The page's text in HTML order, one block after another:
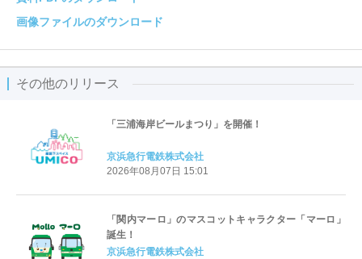
画像ファイルのダウンロード
その他のリリース
「三浦海岸ビールまつり」を開催！
京浜急行電鉄株式会社
2026年08月07日 15:01
「関内マーロ」のマスコットキャラクター「マーロ」
誕生！
京浜急行電鉄株式会社